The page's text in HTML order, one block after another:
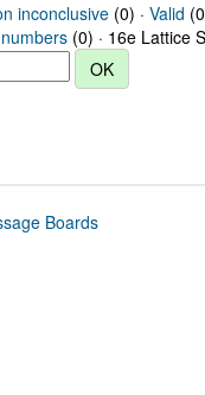
inconclusive(0) · Valid
(0) · 16e Lattice
Boards